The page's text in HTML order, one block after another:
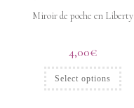
Miroir de poche en Liberty
4,00€
Select options